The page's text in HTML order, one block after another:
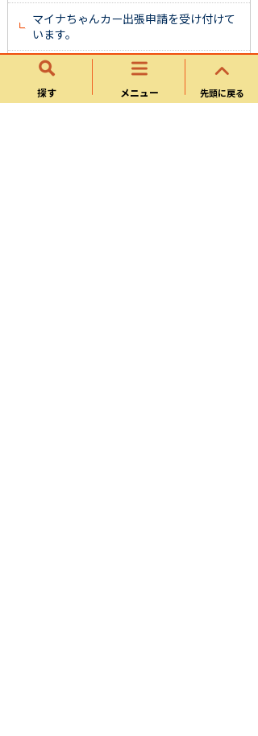
探す メニュー 先頭に戻る
マイナちゃんカー出張申請を受け付けて
います。
マイナンバーカードの特急発行
国外にお住まいの方のマイナンバーカー